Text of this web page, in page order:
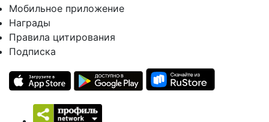
Мобильное приложение
Награды
Правила цитирования
Подписка